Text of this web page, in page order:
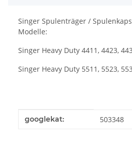
Singer Spulenträger /
Modelle:
Singer Heavy Duty 4411, 4423,
Singer Heavy Duty 5511, 5523,
Produkteigenschaft
Wert
googlekat: 503348